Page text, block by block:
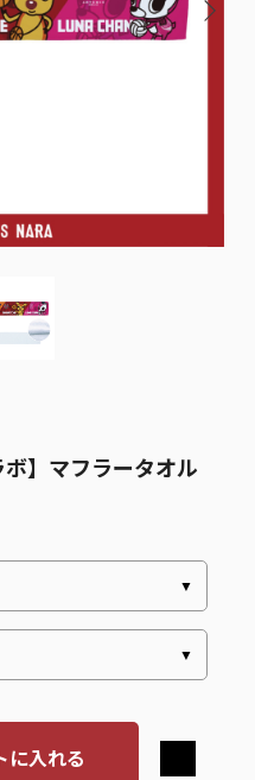
ボ】マフラータオル
に入れる